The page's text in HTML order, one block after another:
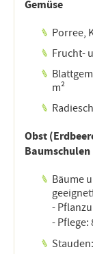
Gemüse
Porree,
Frucht-
m²
Obst
Baumschulen
Bäume
-
- Pflege: